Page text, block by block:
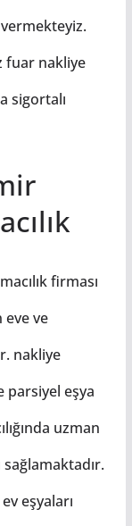
vermekteyiz.
fuar nakliye
sigortalı
firması
ve
nakliye
parsiyel eşya
uzman
eşyaları